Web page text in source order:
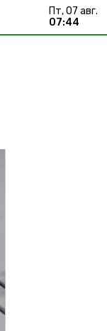
пт, 07 авг.
07:44